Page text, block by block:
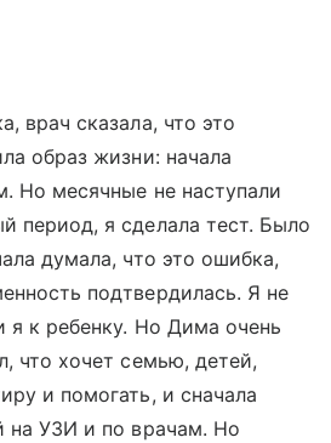
врач сказала, что это
образ жизни: начала
Но месячные не наступали
период, я сделала тест. Было
думала, что это ошибка,
подтвердилась. Я не
я к ребенку. Но Дима очень
что хочет семью, детей,
и помогать, и сначала
на УЗИ и по врачам. Но